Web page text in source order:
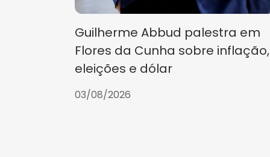
Guilherme Abbud palestra em
Flores da Cunha sobre inflação,
eleições e dólar
03/08/2026